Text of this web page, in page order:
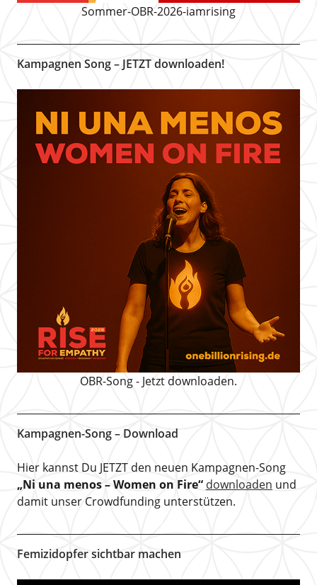
Sommer-OBR-2026-iamrising
Kampagnen Song – JETZT downloaden!
OBR-Song - Jetzt downloaden.
Kampagnen-Song – Download
Hier kannst Du JETZT den neuen Kampagnen-Song
„Ni una menos – Women on Fire“ downloaden und
damit unser Crowdfunding unterstützen.
Femizidopfer sichtbar machen